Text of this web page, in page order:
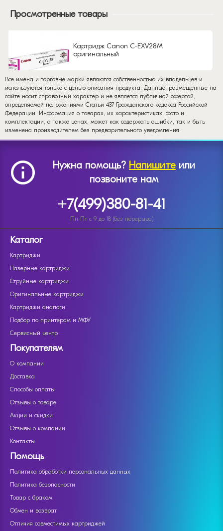
Просмотренные товары
Картридж Canon C-EXV28M
оригинальный
Все имена и торговые марки являются собственностью их владельцев и
используются только с целью описания продукта. Данные, размещенные на
сайте носит справочный характер и не является публичной офертой,
определяемой положениями Статьи 437 Гражданского кодекса Российской
Федерации. Информация о товарах, их характеристиках, фото и
комплектации, а также ценах, может как содержать ошибки, так и быть
изменена производителем без предварительного уведомления.
Нужна помощь? Напишите или
позвоните нам
+7(499)380-81-41
Пн-Пт с 9 до 18 (без перерыва)
Каталог
Картриджи
Лазерные картриджи
Струйные картриджи
Оригинальные картриджи
Картриджи аналоги
Подбор по принтерам и МФУ
Сервисный центр
Покупателям
О компании
Доставка
Способы оплаты
Отзывы о товаре
Акции и скидки
Отзывы о компании
Контакты
Помощь
Политика обработки персональных данных
Политика безопасности
Товар с браком
Обмен и возврат
Отличия совместимых картриджей